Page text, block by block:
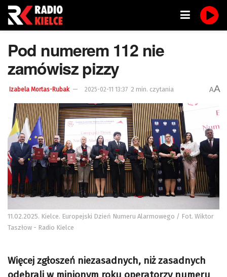
Pod numerem 112 nie
zamówisz pizzy
Izabela Mortas-Rubak 2025-02-11 13:37 2 min. czytania AA
11.02.2025. Kielce. Europejski Dzień Numeru Alarmowego / Fot. Wiktor
Taszłow - Radio Kielce
Więcej zgłoszeń niezasadnych, niż zasadnych